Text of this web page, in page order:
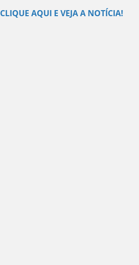
Play
CLIQUE AQUI E VEJA A NOTÍCIA!